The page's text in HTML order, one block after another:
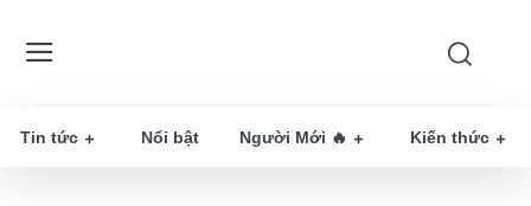
Tin tức Nổi bật Người Mới 🔥 Kiến thức